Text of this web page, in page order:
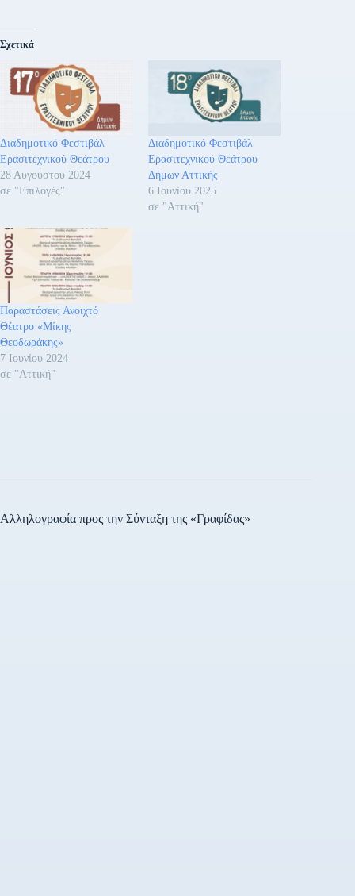
Σχετικά
Διαδημοτικό Φεστιβάλ
Ερασιτεχνικού Θεάτρου
28 Αυγούστου 2024
σε "Επιλογές"
Διαδημοτικό Φεστιβάλ
Ερασιτεχνικού Θεάτρου
Δήμων Αττικής
6 Ιουνίου 2025
σε "Αττική"
Παραστάσεις Ανοιχτό
Θέατρο «Μίκης
Θεοδωράκης»
7 Ιουνίου 2024
σε "Αττική"
Αλληλογραφία προς την Σύνταξη της «Γραφίδας»